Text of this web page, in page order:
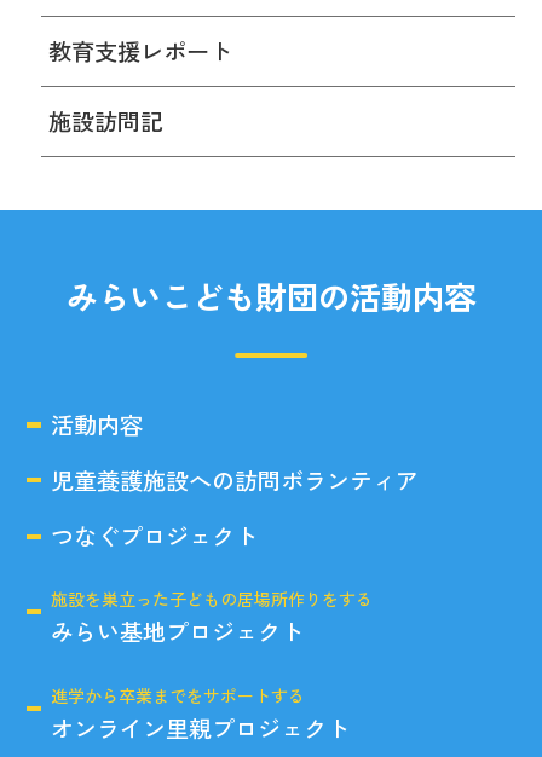
教育支援レポート
施設訪問記
みらいこども財団の活動内容
活動内容
児童養護施設への訪問ボランティア
つなぐプロジェクト
施設を巣立った子どもの居場所作りをする
みらい基地プロジェクト
進学から卒業までをサポートする
オンライン里親プロジェクト